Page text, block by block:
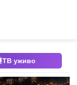
ТВ уживо